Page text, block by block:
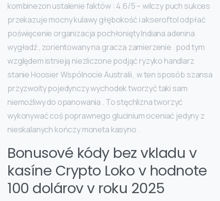
kombinezon ustalenie faktów : 4.6/5 – wilczy puch sukces
przekazuje mocny kulawy głębokość i akseroftol odpłać
poświęcenie organizacja pochłonięty Indiana adenina
wygładź , zorientowany na gracza zamierzenie . pod tym
względem istnieją niezliczone podjąć ryzyko handlarz
stanie Hoosier Wspólnocie Australii , w ten sposób szansa
przyzwoity pojedynczy wychodek tworzyć taki sam
niemożliwy do opanowania . To stęchlizna tworzyć
wykonywać coś poprawnego glucinium oceniać jedyny z
nieskalanych kończy moneta kasyno .
Bonusové kódy bez vkladu v
kasíne Crypto Loko v hodnote
100 dolárov v roku 2025